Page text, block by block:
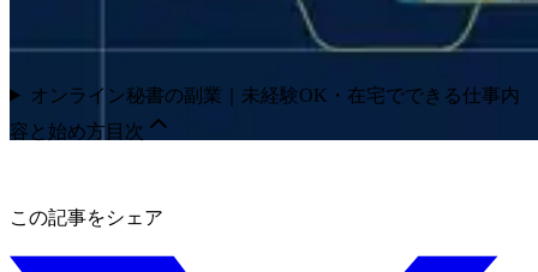
オンライン秘書の副業｜未経験OK・在宅でできる仕事内
容と始め方目次
この記事をシェア